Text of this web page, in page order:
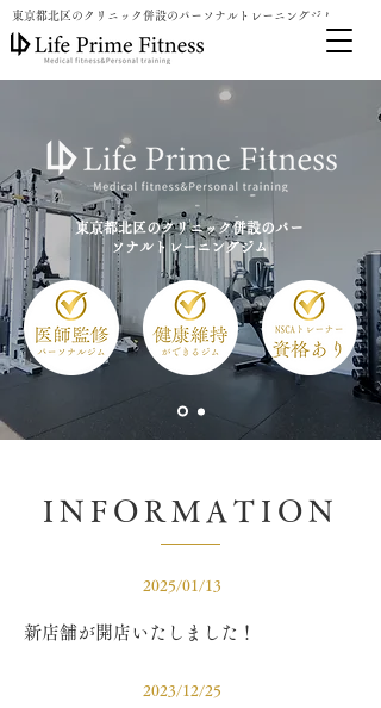
東京都北区の クリニック併設のパーソナルトレーニングジム
東京都北区のクリニック併設のパー
ソナルトレーニングジム
INFORMATION
2025/01/13
新店舗が開店いたしました！
2023/12/25